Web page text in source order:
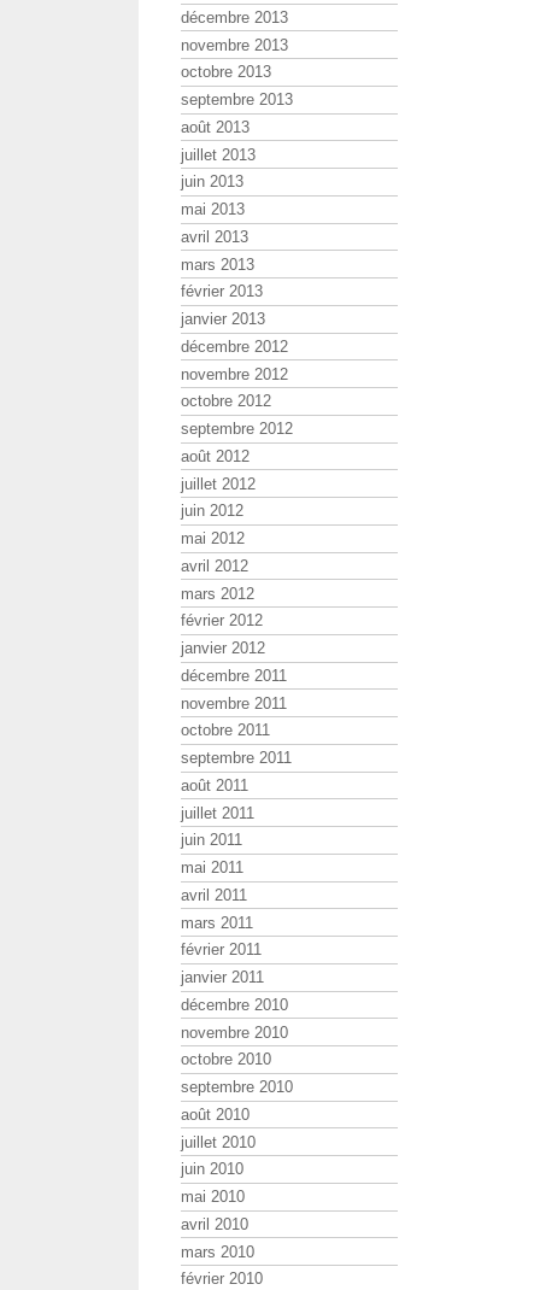
décembre 2013
novembre 2013
octobre 2013
septembre 2013
août 2013
juillet 2013
juin 2013
mai 2013
avril 2013
mars 2013
février 2013
janvier 2013
décembre 2012
novembre 2012
octobre 2012
septembre 2012
août 2012
juillet 2012
juin 2012
mai 2012
avril 2012
mars 2012
février 2012
janvier 2012
décembre 2011
novembre 2011
octobre 2011
septembre 2011
août 2011
juillet 2011
juin 2011
mai 2011
avril 2011
mars 2011
février 2011
janvier 2011
décembre 2010
novembre 2010
octobre 2010
septembre 2010
août 2010
juillet 2010
juin 2010
mai 2010
avril 2010
mars 2010
février 2010